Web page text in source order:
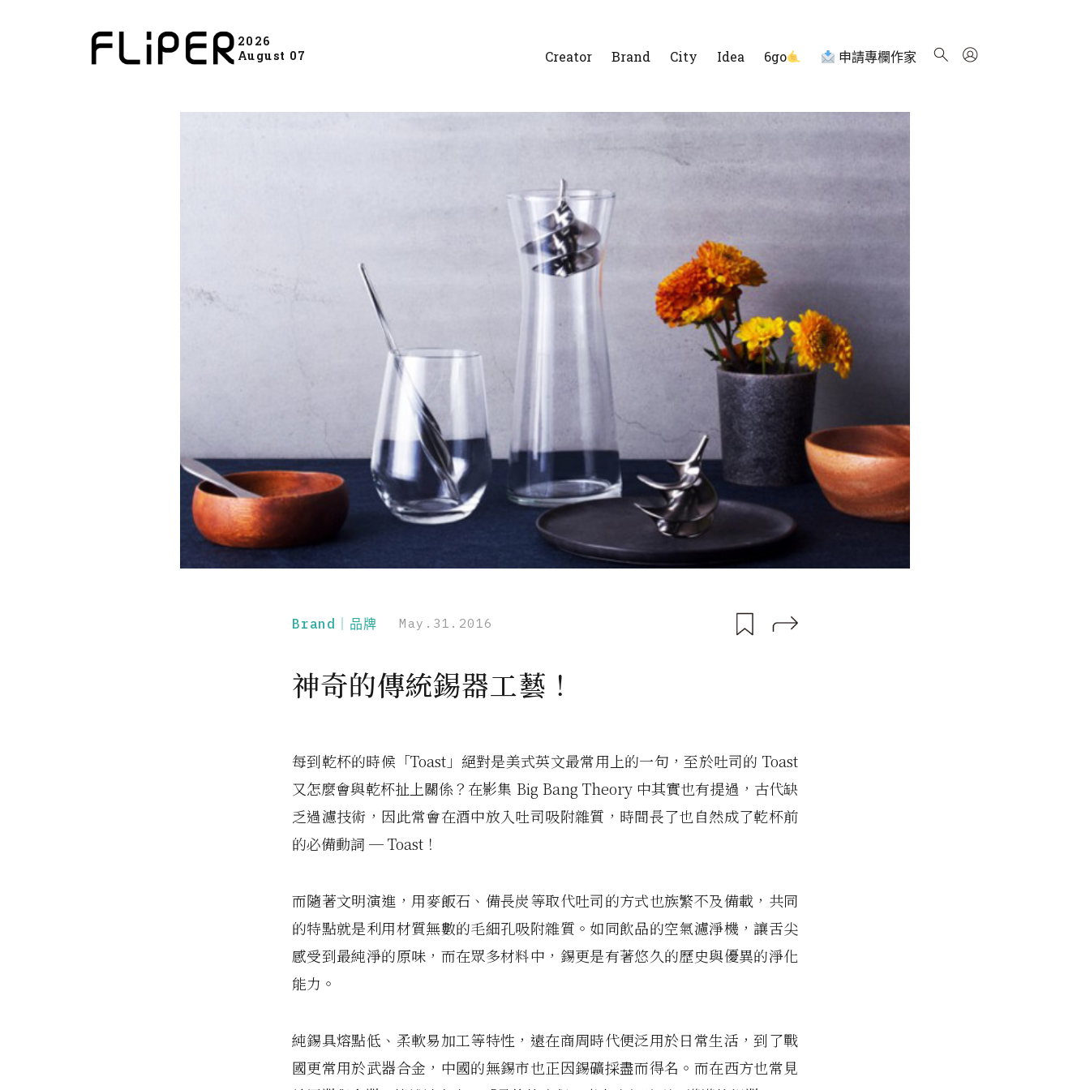
2026
August 07
Creator Brand City Idea 6go 申請專欄作家
Brand｜品牌 May.31.2016
神奇的傳統錫器工藝！
每到乾杯的時候「Toast」絕對是美式英文最常用上的一句，至於吐司的 Toast
又怎麼會與乾杯扯上關係？在影集 Big Bang Theory 中其實也有提過，古代缺
乏過濾技術，因此常會在酒中放入吐司吸附雜質，時間長了也自然成了乾杯前
的必備動詞 ─ Toast！
而隨著文明演進，用麥飯石、備長炭等取代吐司的方式也族繁不及備載，共同
的特點就是利用材質無數的毛細孔吸附雜質。如同飲品的空氣濾淨機，讓舌尖
感受到最純淨的原味，而在眾多材料中，錫更是有著悠久的歷史與優異的淨化
能力。
純錫具熔點低、柔軟易加工等特性，遠在商周時代便泛用於日常生活，到了戰
國更常用於武器合金，中國的無錫市也正因錫礦採盡而得名。而在西方也常見